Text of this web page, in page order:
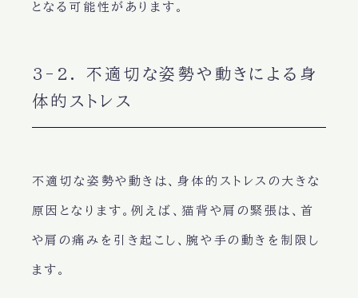
となる可能性があります。
3-2. 不適切な姿勢や動きによる身
体的ストレス
不適切な姿勢や動きは、身体的ストレスの大きな
原因となります。例えば、猫背や肩の緊張は、首
や肩の痛みを引き起こし、腕や手の動きを制限し
ます。